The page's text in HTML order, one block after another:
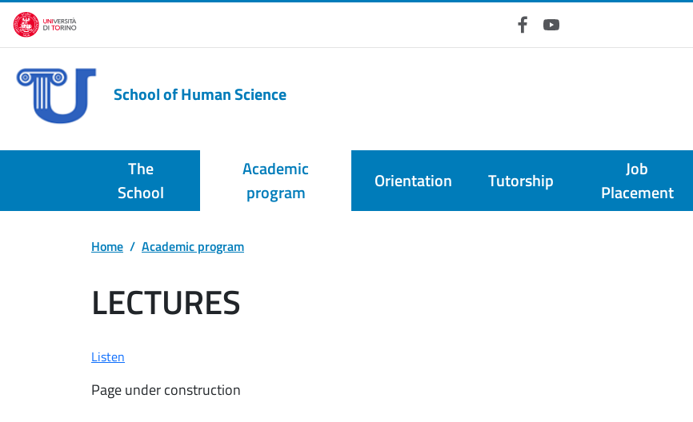
Skip to main content
FacebookYouTube
School of Human Science
The
School
Academic
program
Orientation Tutorship
Job
Placement
Home Academic program
LECTURES
Listen
Page under construction